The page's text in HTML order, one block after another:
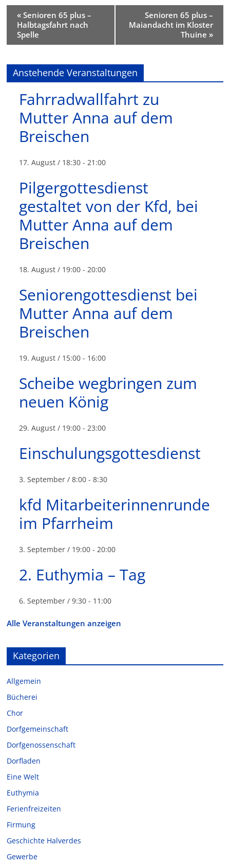
« Senioren 65 plus –
Halbtagsfahrt nach
Spelle
Senioren 65 plus –
Maiandacht im Kloster
Thuine »
Anstehende Veranstaltungen
Fahrradwallfahrt zu
Mutter Anna auf dem
Breischen
17. August / 18:30 -21:00
Pilgergottesdienst
gestaltet von der Kfd, bei
Mutter Anna auf dem
Breischen
18. August / 19:00 -20:00
Seniorengottesdienst bei
Mutter Anna auf dem
Breischen
19. August / 15:00 - 16:00
Scheibe wegbringen zum
neuen König
29. August / 19:00 -23:00
Einschulungsgottesdienst
3. September / 8:00 -8:30
kfd Mitarbeiterinnenrunde
im Pfarrheim
3. September / 19:00 -20:00
2. Euthymia – Tag
6. September / 9:30 - 11:00
Alle Veranstaltungen anzeigen
Kategorien
Allgemein
Bücherei
Chor
Dorfgemeinschaft
Dorfgenossenschaft
Dorfladen
Eine Welt
Euthymia
Ferienfreizeiten
Firmung
Geschichte Halverdes
Gewerbe